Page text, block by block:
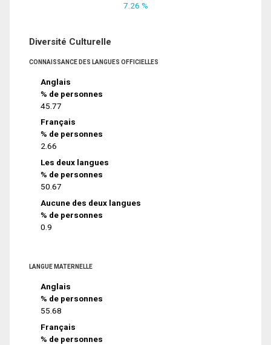
7.26 %
Diversité Culturelle
CONNAISSANCE DES LANGUES OFFICIELLES
Anglais
% de personnes
45.77
Français
% de personnes
2.66
Les deux langues
% de personnes
50.67
Aucune des deux langues
% de personnes
0.9
LANGUE MATERNELLE
Anglais
% de personnes
55.68
Français
% de personnes